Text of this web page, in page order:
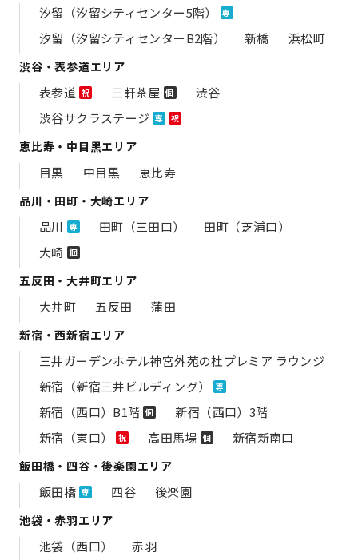
汐留（汐留シティセンター5階） 専
汐留（汐留シティセンターB2階） 新橋 浜松町
渋谷・表参道エリア
表参道 祝 三軒茶屋 個
渋谷
渋谷サクラステージ 専 祝
恵比寿・中目黒エリア
目黒 中目黒 恵比寿
品川・田町・大崎エリア
品川 専 田町（三田口）
田町（芝浦口）
大崎 個
五反田・大井町エリア
大井町 五反田 蒲田
新宿・西新宿エリア
三井ガーデンホテル神宮外苑の​杜プレミア ラウンジ
新宿（新宿三井ビルディング）
専
新宿（西口）B1階 個
新宿（西口）3階
新宿（東口）
祝 高田馬場 個 新宿新南口
飯田橋・四谷・後楽園エリア
飯田橋 専 四谷 後楽園
池袋・赤羽エリア
池袋（西口）
赤羽